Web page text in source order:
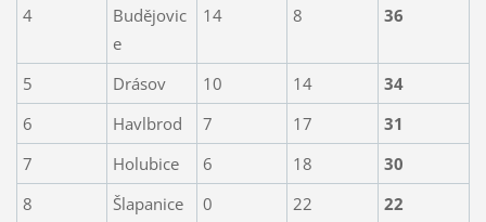
4
Budějovic
e
14 8 36
5 Drásov 10 14
34
6
Havlbrod 7 17
31
7
Holubice 6 18
30
8
Šlapanice 0 22 22